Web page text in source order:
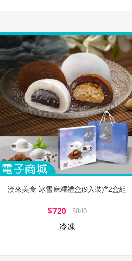
漢來美食-冰雪麻糬禮盒(9入裝)*2盒組
$720 $840
冷凍